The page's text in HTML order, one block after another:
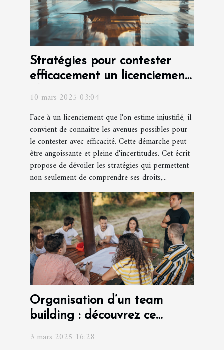
Stratégies pour contester
efficacement un licenciement
10 mars 2025 03:04
Face à un licenciement que l'on estime injustifié, il
convient de connaître les avenues possibles pour
le contester avec efficacité. Cette démarche peut
être angoissante et pleine d'incertitudes. Cet écrit
propose de dévoiler les stratégies qui permettent
non seulement de comprendre ses droits,...
Organisation d’un team
building : découvrez ce
concept unique dans le Var !
3 mars 2025 16:28